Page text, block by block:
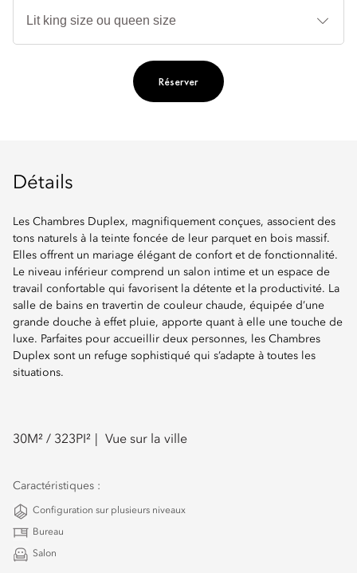
Réserver
Détails
Les Chambres Duplex, magnifiquement conçues, associent des
tons naturels à la teinte foncée de leur parquet en bois massif.
Elles offrent un mariage élégant de confort et de fonctionnalité.
Le niveau inférieur comprend un salon intime et un espace de
travail confortable qui favorisent la détente et la productivité. La
salle de bains en travertin de couleur chaude, équipée d’une
grande douche à effet pluie, apporte quant à elle une touche de
luxe. Parfaites pour accueillir deux personnes, les Chambres
Duplex sont un refuge sophistiqué qui s’adapte à toutes les
situations.
30M² / 323PI² Vue sur la ville
Caractéristiques :
Configuration sur plusieurs niveaux
Bureau
Salon